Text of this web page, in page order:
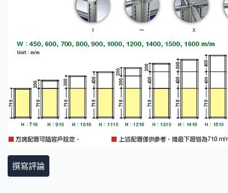
撰寫評論